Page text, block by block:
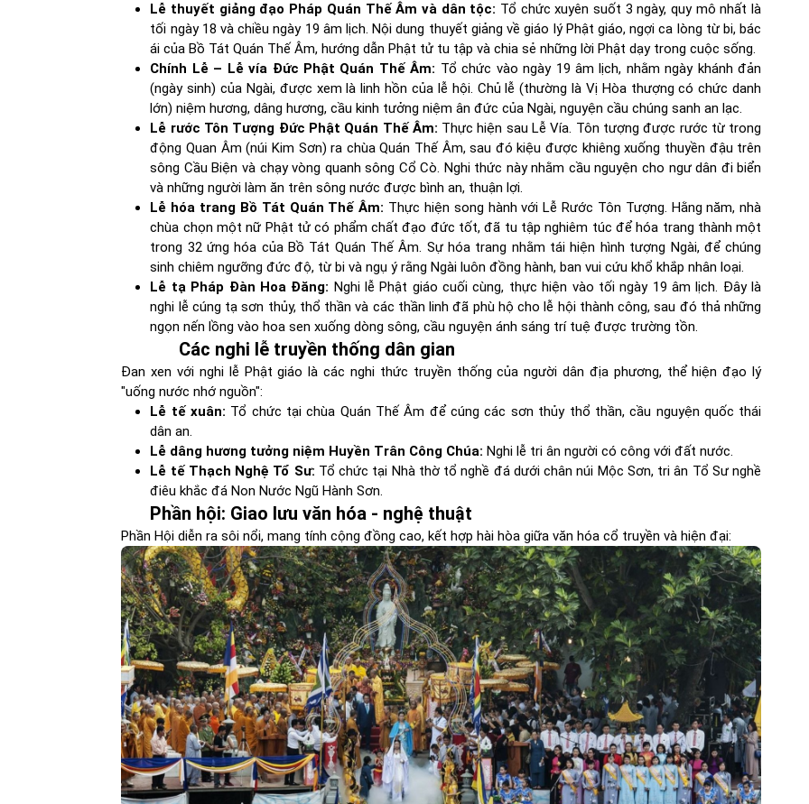
Lễ thuyết giảng đạo Pháp Quán Thế Âm và dân tộc: Tổ chức xuyên suốt 3 ngày, quy mô nhất là
tối ngày 18 và chiều ngày 19 âm lịch. Nội dung thuyết giảng về giáo lý Phật giáo, ngợi ca lòng từ bi, bác
ái của Bồ Tát Quán Thế Âm, hướng dẫn Phật tử tu tập và chia sẻ những lời Phật dạy trong cuộc sống.
Chính Lễ – Lễ vía Đức Phật Quán Thế Âm: Tổ chức vào ngày 19 âm lịch, nhằm ngày khánh đản
(ngày sinh) của Ngài, được xem là linh hồn của lễ hội. Chủ lễ (thường là Vị Hòa thượng có chức danh
lớn) niệm hương, dâng hương, cầu kinh tưởng niệm ân đức của Ngài, nguyện cầu chúng sanh an lạc.
Lễ rước Tôn Tượng Đức Phật Quán Thế Âm: Thực hiện sau Lễ Vía. Tôn tượng được rước từ trong
động Quan Âm (núi Kim Sơn) ra chùa Quán Thế Âm, sau đó kiệu được khiêng xuống thuyền đậu trên
sông Cầu Biện và chạy vòng quanh sông Cổ Cò. Nghi thức này nhằm cầu nguyện cho ngư dân đi biển
và những người làm ăn trên sông nước được bình an, thuận lợi.
Lễ hóa trang Bồ Tát Quán Thế Âm: Thực hiện song hành với Lễ Rước Tôn Tượng. Hằng năm, nhà
chùa chọn một nữ Phật tử có phẩm chất đạo đức tốt, đã tu tập nghiêm túc để hóa trang thành một
trong 32 ứng hóa của Bồ Tát Quán Thế Âm. Sự hóa trang nhằm tái hiện hình tượng Ngài, để chúng
sinh chiêm ngưỡng đức độ, từ bi và ngụ ý rằng Ngài luôn đồng hành, ban vui cứu khổ khắp nhân loại.
Lễ tạ Pháp Đàn Hoa Đăng: Nghi lễ Phật giáo cuối cùng, thực hiện vào tối ngày 19 âm lịch. Đây là
nghi lễ cúng tạ sơn thủy, thổ thần và các thần linh đã phù hộ cho lễ hội thành công, sau đó thả những
ngọn nến lồng vào hoa sen xuống dòng sông, cầu nguyện ánh sáng trí tuệ được trường tồn.
Các nghi lễ truyền thống dân gian
Đan xen với nghi lễ Phật giáo là các nghi thức truyền thống của người dân địa phương, thể hiện đạo lý
"uống nước nhớ nguồn":
Lễ tế xuân: Tổ chức tại chùa Quán Thế Âm để cúng các sơn thủy thổ thần, cầu nguyện quốc thái
dân an.
Lễ dâng hương tưởng niệm Huyền Trân Công Chúa: Nghi lễ tri ân người có công với đất nước.
Lễ tế Thạch Nghệ Tổ Sư: Tổ chức tại Nhà thờ tổ nghề đá dưới chân núi Mộc Sơn, tri ân Tổ Sư nghề
điêu khắc đá Non Nước Ngũ Hành Sơn.
Phần hội: Giao lưu văn hóa - nghệ thuật
Phần Hội diễn ra sôi nổi, mang tính cộng đồng cao, kết hợp hài hòa giữa văn hóa cổ truyền và hiện đại: